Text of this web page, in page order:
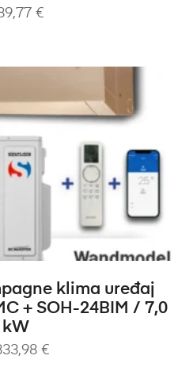
€
U KOŠARICUklima uređaj
+ SOH-24BIM / 7,0
kW
€